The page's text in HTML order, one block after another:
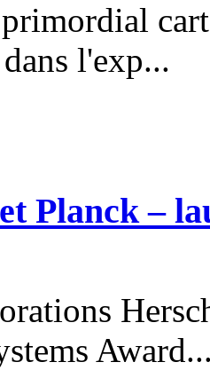
l'exp...
Planck –